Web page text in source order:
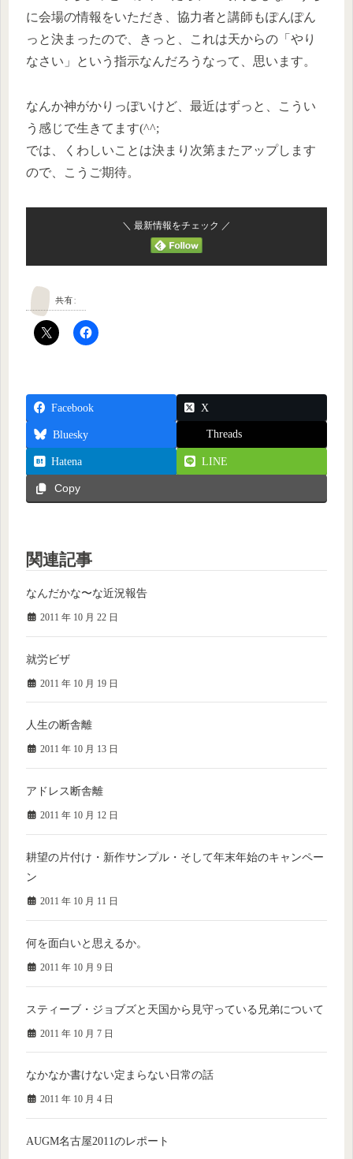
に会場の情報をいただき、協力者と講師もぽんぽん
っと決まったので、きっと、これは天からの「やり
なさい」という指示なんだろうなって、思います。
なんか神がかりっぽいけど、最近はずっと、こうい
う感じで生きてます(^^;
では、くわしいことは決まり次第またアップします
ので、こうご期待。
＼ 最新情報をチェック ／
共有:
Facebook X
Bluesky Threads
Hatena LINE
Copy
関連記事
なんだかな〜な近況報告
2011 年 10 月 22 日
就労ビザ
2011 年 10 月 19 日
人生の断舎離
2011 年 10 月 13 日
アドレス断舎離
2011 年 10 月 12 日
耕望の片付け・新作サンプル・そして年末年始のキャンペー
ン
2011 年 10 月 11 日
何を面白いと思えるか。
2011 年 10 月 9 日
スティーブ・ジョブズと天国から見守っている兄弟について
2011 年 10 月 7 日
なかなか書けない定まらない日常の話
2011 年 10 月 4 日
AUGM名古屋2011のレポート